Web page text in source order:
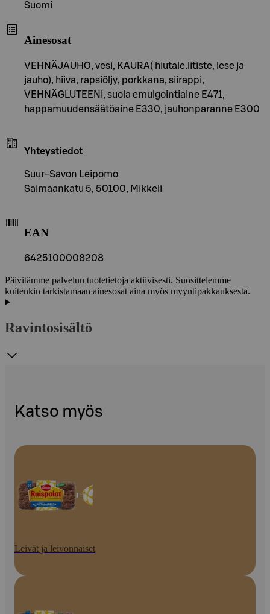
Suomi
Ainesosat
VEHNÄJAUHO, vesi, KAURA( hiutale.litiste, lese ja
jauho), hiiva, rapsiöljy, porkkana, siirappi,
VEHNÄGLUTEENI, suola emulgointiaine E471,
happamuudensäätöaine E330, jauhonparanne E300
Yhteystiedot
Suur-Savon Leipomo
Saimaankatu 5, 50100, Mikkeli
EAN
6425100008208
Päivitämme palvelun tuotetietoja aktiivisesti. Suosittelemme
kuitenkin tarkistamaan ainesosat aina myös myyntipakkauksesta.
Ravintosisältö
Katso myös
Leivät ja leivonnaiset